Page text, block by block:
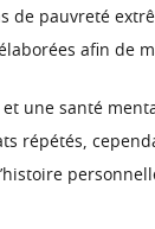
pauvreté
afin de
une santé
répétés,